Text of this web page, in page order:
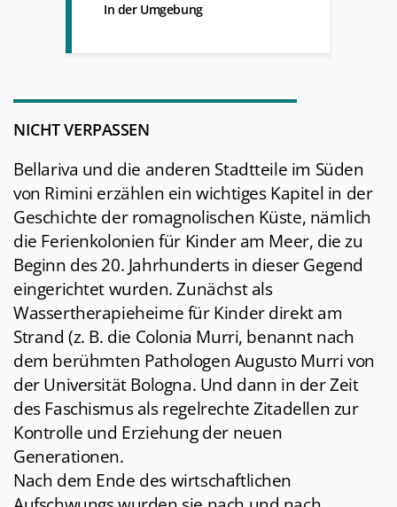
In der Umgebung
NICHT VERPASSEN
Bellariva und die anderen Stadtteile im Süden
von Rimini erzählen ein wichtiges Kapitel in der
Geschichte der romagnolischen Küste, nämlich
die Ferienkolonien für Kinder am Meer, die zu
Beginn des 20. Jahrhunderts in dieser Gegend
eingerichtet wurden. Zunächst als
Wassertherapieheime für Kinder direkt am
Strand (z. B. die Colonia Murri, benannt nach
dem berühmten Pathologen Augusto Murri von
der Universität Bologna. Und dann in der Zeit
des Faschismus als regelrechte Zitadellen zur
Kontrolle und Erziehung der neuen
Generationen.
Nach dem Ende des wirtschaftlichen